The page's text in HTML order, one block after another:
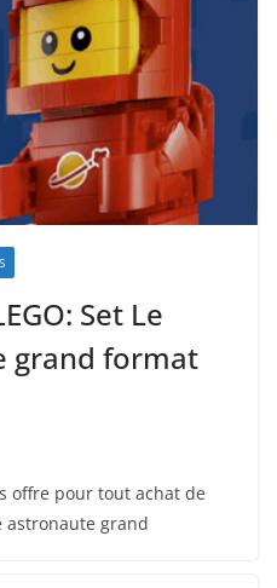
Set Le
grand format
offre pour tout achat de
astronaute grand